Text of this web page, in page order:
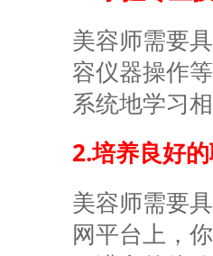
美容师需要
容仪器操作
系统地学习相
2.培养良好
美容师需要
网平台上，